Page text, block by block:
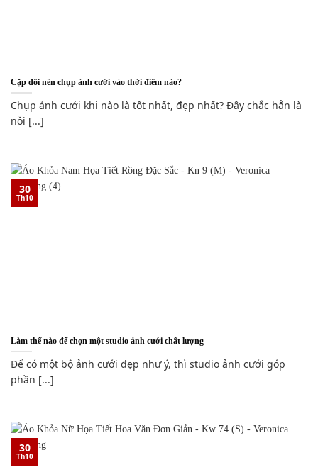
Cặp đôi nên chụp ảnh cưới vào thời điểm nào?
Chụp ảnh cưới khi nào là tốt nhất, đẹp nhất? Đây chắc hẳn là
nỗi [...]
Làm thế nào để chọn một studio ảnh cưới chất lượng
Để có một bộ ảnh cưới đẹp như ý, thì studio ảnh cưới góp
phần [...]
30
Th10
30
Th10